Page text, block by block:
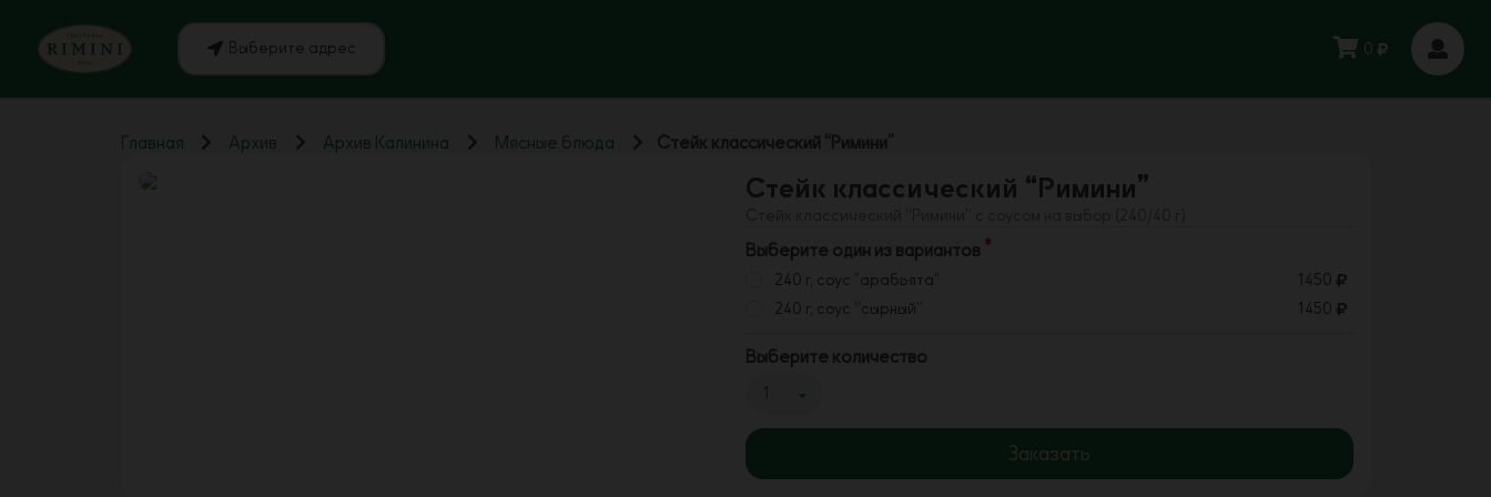
Выберите адрес 0
Главная Архив Архив Калинина Мясные блюда Стейк классический “Римини”
Стейк классический “Римини”
Выберите один из вариантов
240 г, соус "арабьята"
1450
240 г, соус “сырный”
1450
Выберите количество
Заказать